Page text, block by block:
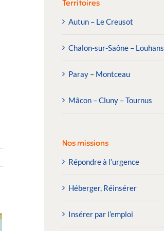
Territoires
Autun – Le Creusot
Chalon-sur-Saône – Louhans
Paray – Montceau
Mâcon – Cluny – Tournus
Nos missions
Répondre à l’urgence
Héberger, Réinsérer
Insérer par l’emploi